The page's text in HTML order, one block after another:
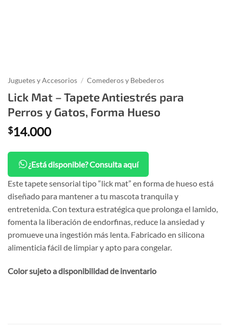
Juguetes y Accesorios / Comederos y Bebederos
Lick Mat – Tapete Antiestrés para
Perros y Gatos, Forma Hueso
$14.000
¿Está disponible? Consulta aquí
Este tapete sensorial tipo “lick mat” en forma de hueso está
diseñado para mantener a tu mascota tranquila y
entretenida. Con textura estratégica que prolonga el lamido,
fomenta la liberación de endorfinas, reduce la ansiedad y
promueve una ingestión más lenta. Fabricado en silicona
alimenticia fácil de limpiar y apto para congelar.
Color sujeto a disponibilidad de inventario